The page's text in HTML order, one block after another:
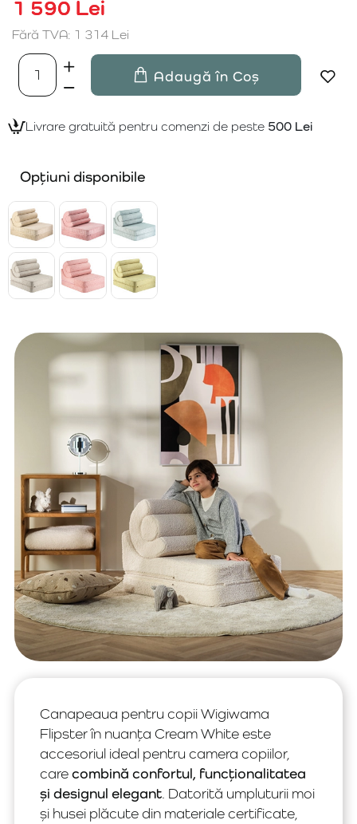
1 590 Lei
Fără TVA: 1 314 Lei
Adaugă în Coș
Livrare gratuită pentru comenzi de peste 500 Lei
Opțiuni disponibile
Canapeaua pentru copii Wigiwama
Flipster în nuanța Cream White este
accesoriul ideal pentru camera copiilor,
carecombină confortul, funcționalitatea
și designul elegant. Datorită umpluturii moi
și husei plăcute din materiale certificate,